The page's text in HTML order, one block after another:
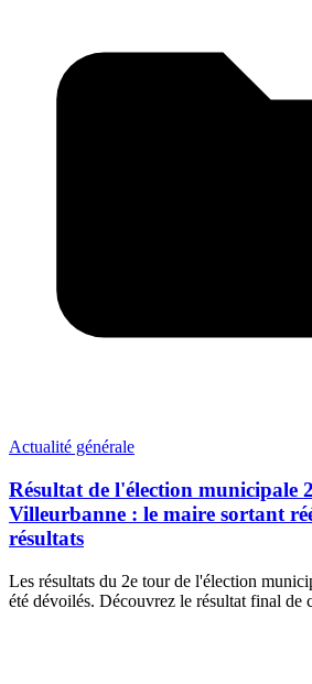
Actualité générale
Résultat de l'élection municipale
Villeurbanne : le maire sortant
résultats
Les résultats du 2e tour de l'élection
été dévoilés. Découvrez le résultat final de